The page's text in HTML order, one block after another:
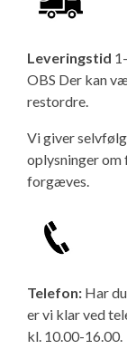
Leveringstid
OBS Der kan
restordre.
Vi giver
oplysninger om
forgæves.
Telefon: Har
er vi klar ved
kl. 10.00-16.00.